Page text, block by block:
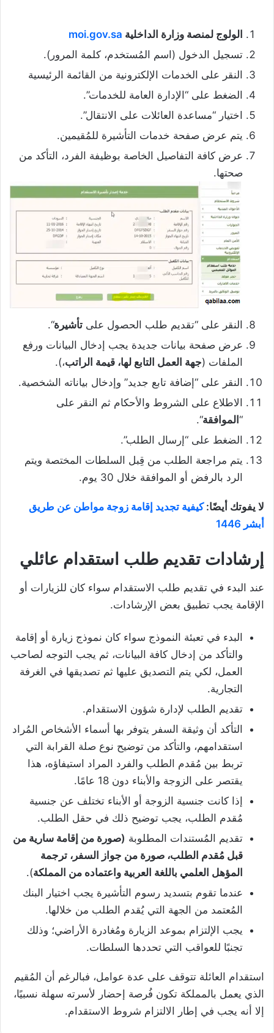
الولوج لمنصة وزارة الداخلية moi.gov.sa
تسجيل الدخول (اسم المُستخدم، كلمة المرور).
النقر على الخدمات الإلكترونية من القائمة الرئيسية
الضغط على “الإدارة العامة للخدمات”.
اختيار “مساعدة العائلات على الانتقال”.
يتم عرض صفحة خدمات التأشيرة للمُقيمين.
عرض كافة التفاصيل الخاصة بوظيفة الفرد، التأكد من
صحتها.
النقر على “تقديم طلب الحصول على تأشيرة“.
عرض صفحة بيانات جديدة يجب إدخال البيانات ورفع
الملفات (جهة العمل التابع لها، قيمة الراتب،).
النقر على “إضافة تابع جديد” وإدخال بياناته الشخصية.
الاطلاع على الشروط والأحكام ثم النقر على
“ الموافقة“.
الضغط على “إرسال الطلب”.
يتم مراجعة الطلب من قِبل السلطات المختصة ويتم
الرد بالرفض أو الموافقة خلال 30 يوم.
لا يفوتك أيضًا:كيفية تجديد إقامة زوجة مواطن عن طريق
أبشر 1446
إرشادات تقديم طلب استقدام عائلي
عند البدء في تقديم طلب الاستقدام سواء كان للزيارات أو
الإقامة يجب تطبيق بعض الإرشادات.
البدء في تعبئة النموذج سواء كان نموذج زيارة أو إقامة
والتأكد من إدخال كافة البيانات، ثم يجب التوجه لصاحب
العمل، لكي يتم التصديق عليها ثم تصديقها في الغرفة
التجارية.
تقديم الطلب لإدارة شؤون الاستقدام.
التأكد أن وثيقة السفر يتوفر بها أسماء الأشخاص المُراد
استقدامهم، والتأكد من توضيح نوع صلة القرابة التي
تربط بين مُقدم الطلب والفرد المراد استيفاؤه، هذا
يقتصر على الزوجة والأبناء دون 18 عامًا.
إذا كانت جنسية الزوجة أو الأبناء تختلف عن جنسية
مُقدم الطلب، يجب توضيح ذلك في حقل الطلب.
تقديم المُستندات المطلوبة (صورة من إقامة سارية من
قبل مُقدم الطلب، صورة من جواز السفر، ترجمة
المؤهل العلمي باللغة العربية واعتماده من المملكة).
عندما تقوم بتسديد رسوم التأشيرة يجب اختيار البنك
المُعتمد من الجهة التي يُقدم الطلب من خلالها.
يجب الإلتزام بموعد الزيارة ومُغادرة الأراضي؛ وذلك
تجنبًا للعواقب التي تحددها السلطات.
استقدام العائلة تتوقف على عدة عوامل، فبالرغم أن المُقيم
الذي يعمل بالمملكة تكون فُرصة إحضار لأسرته سهلة نسبيًا،
إلا أنه يجب في إطار الالتزام شروط الاستقدام.